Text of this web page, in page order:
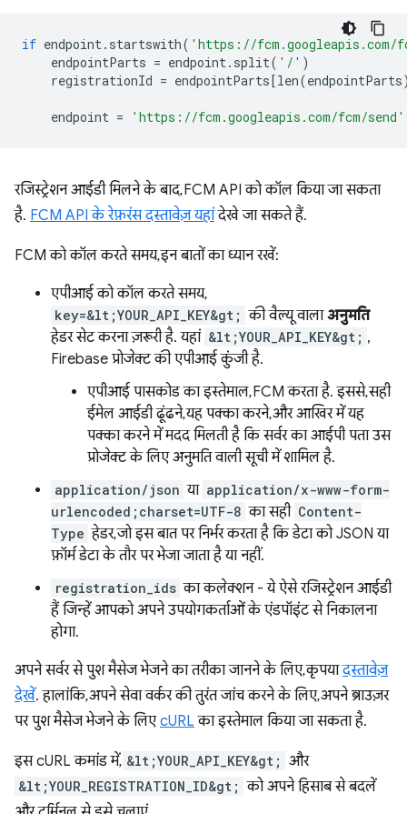
if endpoint. startswith( 'https://fcm.googleapis.com/
endpointParts = endpoint. split( '/' )
registrationId = endpointParts [len(endpointParts
endpoint = 'https://fcm.googleapis.com/fcm/send'
रजिस्ट्रेशन आईडी मिलने के बाद, FCM API को कॉल किया जा सकता
है. FCM API के रेफ़रंस दस्तावेज़ यहांदेखे जा सकते हैं.
FCM को कॉल करते समय, इन बातों का ध्यान रखें:
एपीआई को कॉल करते समय,
key=&lt;YOUR_API_KEY&gt; की वैल्यू वालाअनुमति
हेडर सेट करना ज़रूरी है. यहां &lt;YOUR_API_KEY&gt; ,
Firebase प्रोजेक्ट की एपीआई कुंजी है.
एपीआई पासकोड का इस्तेमाल, FCM करता है. इससे, सही
ईमेल आईडी ढूंढने, यह पक्का करने, और आखिर में यह
पक्का करने में मदद मिलती है कि सर्वर का आईपी पता उस
प्रोजेक्ट के लिए अनुमति वाली सूची में शामिल है.
application/json या application/x-www-form-
urlencoded;charset=UTF-8 का सही Content-
Type हेडर, जो इस बात पर निर्भर करता है कि डेटा को JSON या
फ़ॉर्म डेटा के तौर पर भेजा जाता है या नहीं.
registration_ids का कलेक्शन - ये ऐसे रजिस्ट्रेशन आईडी
हैं जिन्हें आपको अपने उपयोगकर्ताओं के एंडपॉइंट से निकालना
होगा.
अपने सर्वर से पुश मैसेज भेजने का तरीका जानने के लिए, कृपयादस्तावेज़
देखें. हालांकि, अपने सेवा वर्कर की तुरंत जांच करने के लिए, अपने ब्राउज़र
पर पुश मैसेज भेजने के लिएcURL का इस्तेमाल किया जा सकता है.
इस cURL कमांड में, &lt;YOUR_API_KEY&gt; और
&lt;YOUR_REGISTRATION_ID&gt; को अपने हिसाब से बदलें